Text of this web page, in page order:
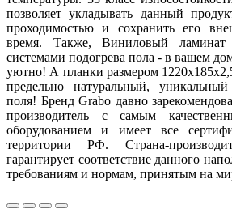
позволяет укладывать данный
проходимостью и сохранить его
время. Также, Виниловый
системами подогрева пола - в вашем
уютно! А планки размером
предельно натуральный,
поля! Бренд Grabo давно
производитель с самым
оборудованием и имеет все
территории РФ. Страна-
гарантирует соответствие данного
требованиям и нормам, принятым на